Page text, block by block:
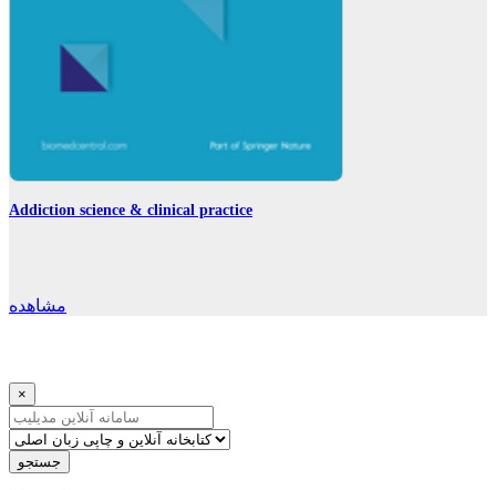
Addiction science & clinical practice
مشاهده
×
جستجو